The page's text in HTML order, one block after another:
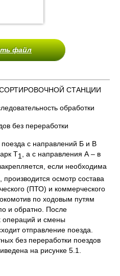
файл
СТАНЦИИ
обработки
без переработки
с направлений Б и В
Т1
, а с направления А – в
если необходима
осмотр состава
(ПТО) и коммерческого
по ходовым путям
и обратно. После
операций и смены
отправление поезда.
без переработки поездов
на рисунке 5.1.